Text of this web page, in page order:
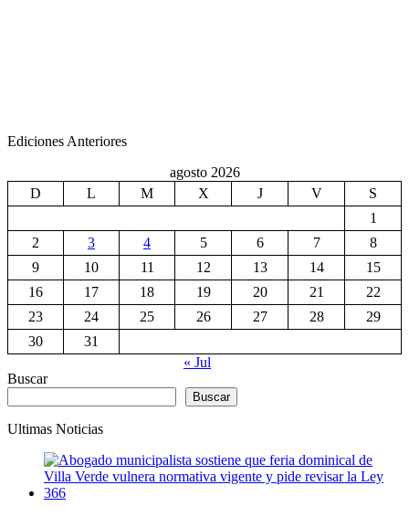
Ediciones Anteriores
agosto 2026
D
L M X J V
S
1
2
3 4 5 6 7
8
9
10 11 12 13 14
15
16
17 18 19 20 21
22
23
24 25 26 27 28
29
30
31
« Jul
Buscar
Buscar
Ultimas Noticias